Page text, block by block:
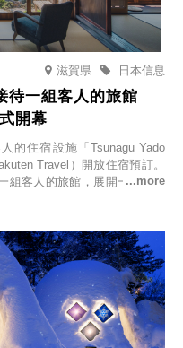
滋賀県 日本信息
待一組客人的旅館
開幕
的住宿設施「Tsunagu Yado
Travel）開放住宿預訂。
組客人的旅館，展開一生一次
一無二的特別時光。